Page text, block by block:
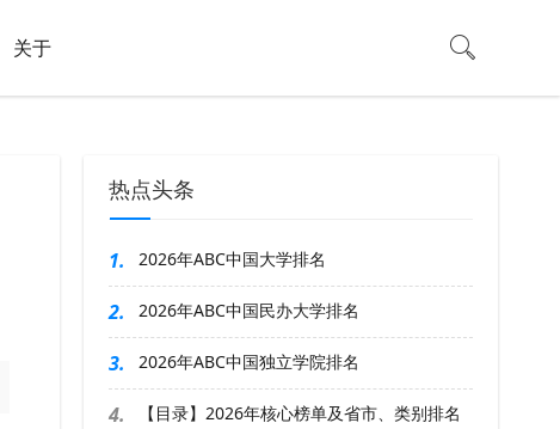
关于
热点头条
1. 2026年ABC中国大学排名
2. 2026年ABC中国民办大学排名
3. 2026年ABC中国独立学院排名
4.
【目录】2026年核心榜单及省市、类别排名